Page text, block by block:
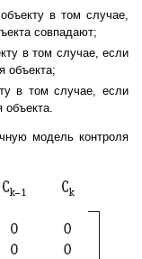
в том случае,
совпадают;
в том случае, если
объекта;
в том случае, если
объекта.
модель контроля